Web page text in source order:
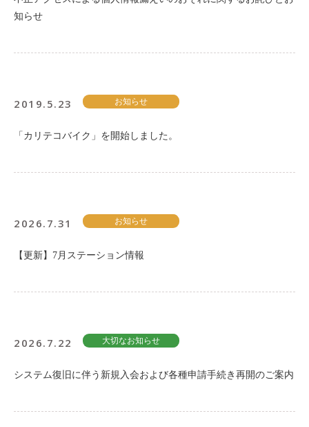
知らせ
2019.5.23 お知らせ
「カリテコバイク」を開始しました。
2026.7.31 お知らせ
【更新】7月ステーション情報
2026.7.22 大切なお知らせ
システム復旧に伴う新規入会および各種申請手続き再開のご案内